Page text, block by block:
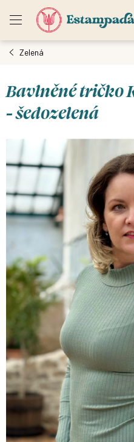
Zelená
Bavlněné tričko
- šedozelená